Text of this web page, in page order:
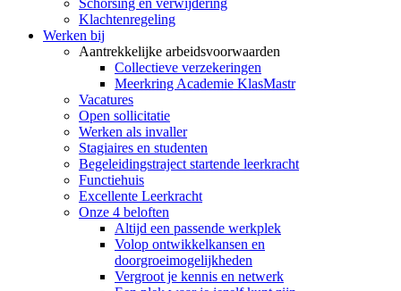
Schorsing en verwijdering
Klachtenregeling
Werken bij
Aantrekkelijke arbeidsvoorwaarden
Collectieve verzekeringen
Meerkring Academie KlasMastr
Vacatures
Open sollicitatie
Werken als invaller
Stagiaires en studenten
Begeleidingstraject startende leerkracht
Functiehuis
Excellente Leerkracht
Onze 4 beloften
Altijd een passende werkplek
Volop ontwikkelkansen en
doorgroeimogelijkheden
Vergroot je kennis en netwerk